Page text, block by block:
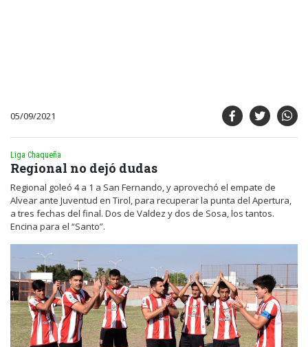
05/09/2021
Liga Chaqueña
Regional no dejó dudas
Regional goleó 4 a 1 a San Fernando, y aprovechó el empate de
Alvear ante Juventud en Tirol, para recuperar la punta del Apertura,
a tres fechas del final. Dos de Valdez y dos de Sosa, los tantos.
Encina para el “Santo”.